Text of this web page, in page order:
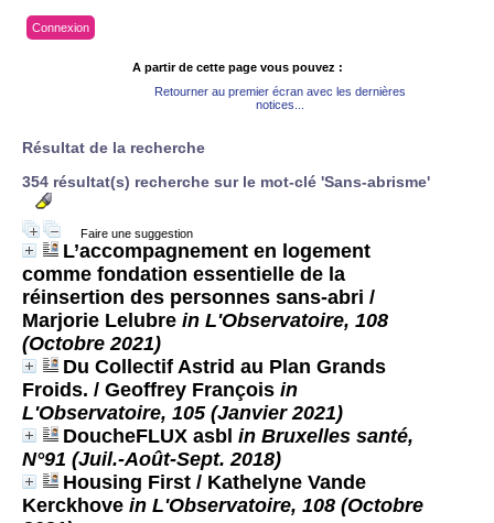
Connexion
A partir de cette page vous pouvez :
Retourner au premier écran avec les dernières
notices...
Résultat de la recherche
354 résultat(s) recherche sur le mot-clé 'Sans-abrisme'
Faire une suggestion
L’accompagnement en logement
comme fondation essentielle de la
réinsertion des personnes sans-abri /
Marjorie Lelubre in L'Observatoire, 108
(Octobre 2021)
Du Collectif Astrid au Plan Grands
Froids. / Geoffrey François in
L'Observatoire, 105 (Janvier 2021)
DoucheFLUX asbl in Bruxelles santé,
N°91 (Juil.-Août-Sept. 2018)
Housing First / Kathelyne Vande
Kerckhove in L'Observatoire, 108 (Octobre